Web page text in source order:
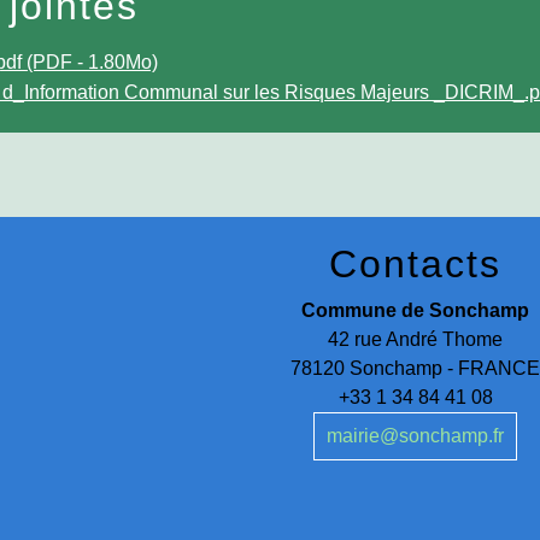
(PDF - 1.80Mo)
Communal sur les Risques Majeurs
Contacts
Commune de Sonchamp
42 rue André Thome
78120 Sonchamp - FRANCE
+33 1 34 84 41 08
mairie@sonchamp.fr